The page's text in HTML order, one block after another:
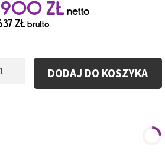
900ZŁnetto
ZŁbrutto
DODAJ DO KOSZYKA